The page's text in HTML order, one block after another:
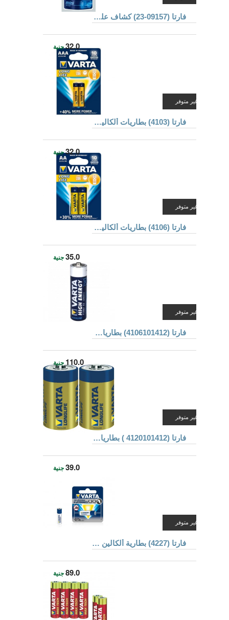
فارتا (09157-23) كشاف علي هيئة قلم
غير متوفر
32.0جنية
فارتا (4103) بطاريات ألكالين مقاس AAA
غير متوفر
32.0جنية
فارتا (4106) بطاريات ألكالين مقاس AA
غير متوفر
35.0جنية
فارتا (4106101412) بطاريات ألكالين
غير متوفر
110.0جنية
فارتا (4120101412 ) بطاريات ألكالين
غير متوفر
39.0جنية
فارتا (4227) بطارية ألكالين مقاس 27A
89.0جنية